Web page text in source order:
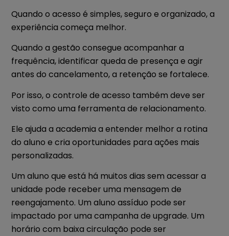
Quando o acesso é simples, seguro e organizado, a
experiência começa melhor.
Quando a gestão consegue acompanhar a
frequência, identificar queda de presença e agir
antes do cancelamento, a retenção se fortalece.
Por isso, o controle de acesso também deve ser
visto como uma ferramenta de relacionamento.
Ele ajuda a academia a entender melhor a rotina
do aluno e cria oportunidades para ações mais
personalizadas.
Um aluno que está há muitos dias sem acessar a
unidade pode receber uma mensagem de
reengajamento. Um aluno assíduo pode ser
impactado por uma campanha de upgrade. Um
horário com baixa circulação pode ser